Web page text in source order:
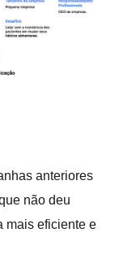
anteriores
não deu
mais eficiente e